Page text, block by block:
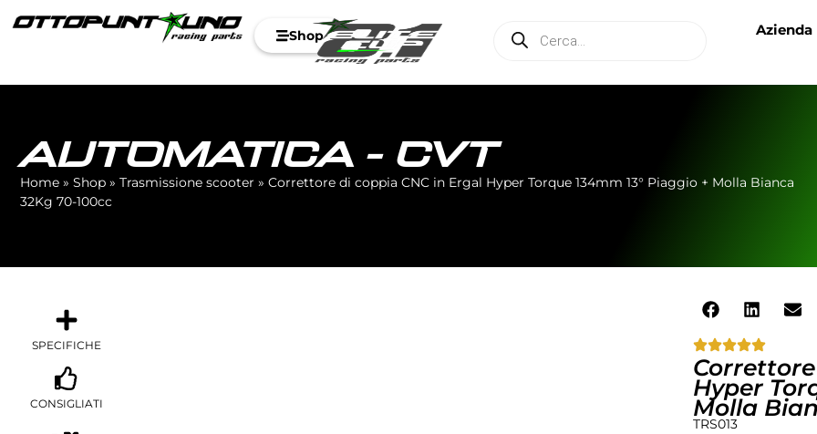
Shop Azienda
AUTOMATICA - CVT
Home » Shop » Trasmissione scooter » Correttore di coppia CNC in Ergal Hyper Torque 134mm 13° Piaggio + Molla Bianca
32Kg 70-100cc
SPECIFICHE
CONSIGLIATI
Hyper
Molla
TRS013